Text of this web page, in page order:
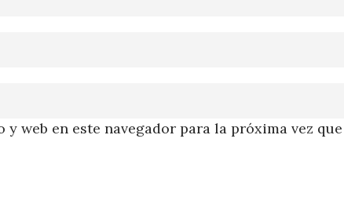
web en este navegador para la próxima vez que